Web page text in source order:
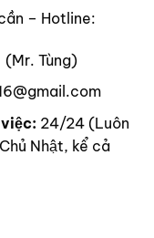
– Hotline:
Tùng)
24/24 (Luôn
Nhật, kể cả